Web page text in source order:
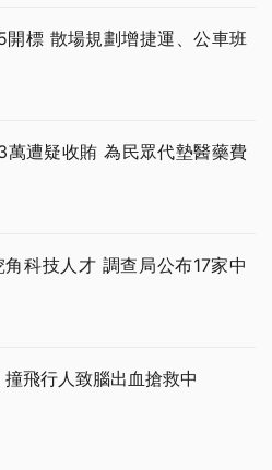
標 散場規劃增捷運、公車班
遭疑收賄 為民眾代墊醫藥費
科技人才 調查局公布17家中
飛行人致腦出血搶救中